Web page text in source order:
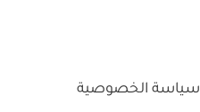
سياسة الخصوصية